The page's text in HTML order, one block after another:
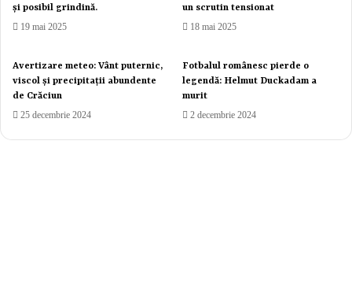
și posibil grindină.
19 mai 2025
un scrutin tensionat
18 mai 2025
Avertizare meteo: Vânt puternic,
viscol și precipitații abundente
de Crăciun
25 decembrie 2024
Fotbalul românesc pierde o
legendă: Helmut Duckadam a
murit
2 decembrie 2024